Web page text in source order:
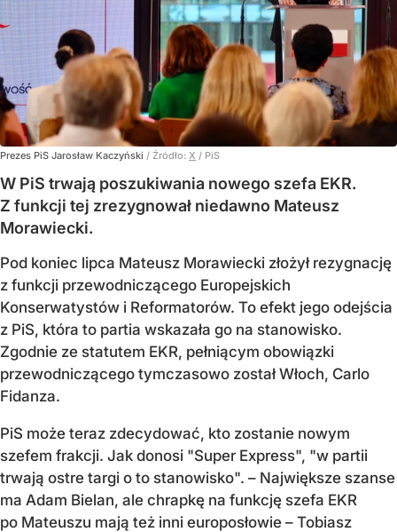
Prezes PiS Jarosław Kaczyński / Źródło: X / PiS
W PiS trwają poszukiwania nowego szefa EKR.
Z funkcji tej zrezygnował niedawno Mateusz
Morawiecki.
Pod koniec lipca Mateusz Morawiecki złożył rezygnację
z funkcji przewodniczącego Europejskich
Konserwatystów i Reformatorów. To efekt jego odejścia
z PiS, która to partia wskazała go na stanowisko.
Zgodnie ze statutem EKR, pełniącym obowiązki
przewodniczącego tymczasowo został Włoch, Carlo
Fidanza.
PiS może teraz zdecydować, kto zostanie nowym
szefem frakcji. Jak donosi "Super Express", "w partii
trwają ostre targi o to stanowisko". – Największe szanse
ma Adam Bielan, ale chrapkę na funkcję szefa EKR
po Mateuszu mają też inni europosłowie – Tobiasz